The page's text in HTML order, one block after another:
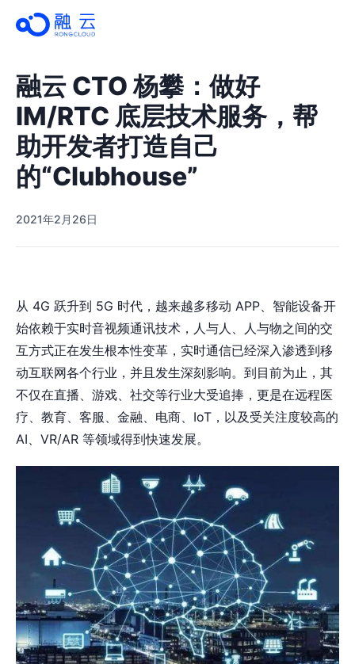
融云 CTO 杨攀：做好
IM/RTC 底层技术服务，帮
助开发者打造自己
的“Clubhouse”
2021年2月26日
从 4G 跃升到 5G 时代，越来越多移动 APP、智能设备开
始依赖于实时音视频通讯技术，人与人、人与物之间的交
互方式正在发生根本性变革，实时通信已经深入渗透到移
动互联网各个行业，并且发生深刻影响。到目前为止，其
不仅在直播、游戏、社交等行业大受追捧，更是在远程医
疗、教育、客服、金融、电商、IoT，以及受关注度较高的
AI、VR/AR 等领域得到快速发展。